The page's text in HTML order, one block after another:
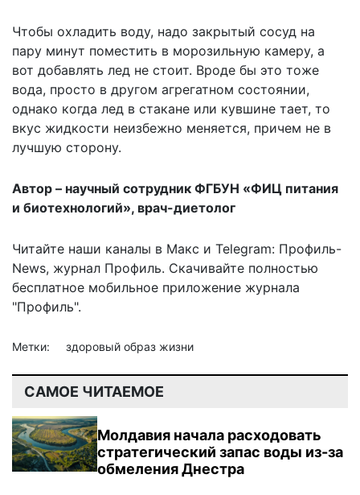
Чтобы охладить воду, надо закрытый сосуд на
пару минут поместить в морозильную камеру, а
вот добавлять лед не стоит. Вроде бы это тоже
вода, просто в другом агрегатном состоянии,
однако когда лед в стакане или кувшине тает, то
вкус жидкости неизбежно меняется, причем не в
лучшую сторону.
Автор – научный сотрудник ФГБУН «ФИЦ питания
и биотехнологий», врач-диетолог
Читайте наши каналы в Макс и Telegram: Профиль-
News, журнал Профиль. Скачивайте полностью
бесплатное мобильное приложение журнала
"Профиль".
Метки: здоровый образ жизни
САМОЕ ЧИТАЕМОЕ
Молдавия начала расходовать
стратегический запас воды из-за
обмеления Днестра